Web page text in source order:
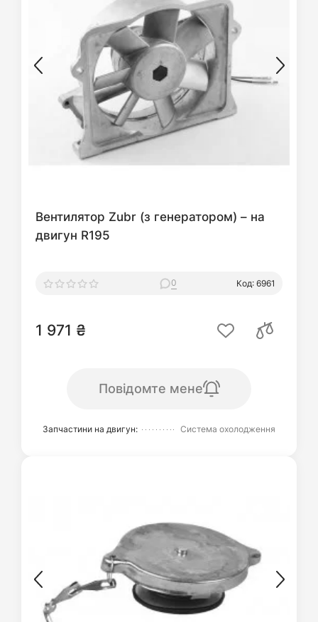
Вентилятор Zubr (з генератором) – на
двигун R195
0 Код: 6961
1 971 ₴
Повідомте мене
Запчастини на двигун: Система охолодження